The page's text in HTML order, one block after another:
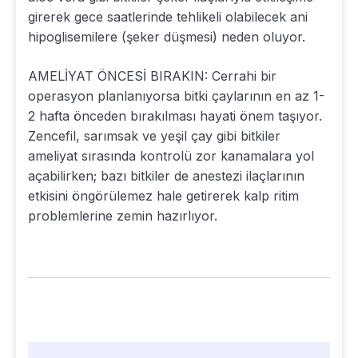
girerek gece saatlerinde tehlikeli olabilecek ani
hipoglisemilere (şeker düşmesi) neden oluyor.
AMELİYAT ÖNCESİ BIRAKIN: Cerrahi bir
operasyon planlanıyorsa bitki çaylarının en az 1-
2 hafta önceden bırakılması hayati önem taşıyor.
Zencefil, sarımsak ve yeşil çay gibi bitkiler
ameliyat sırasında kontrolü zor kanamalara yol
açabilirken; bazı bitkiler de anestezi ilaçlarının
etkisini öngörülemez hale getirerek kalp ritim
problemlerine zemin hazırlıyor.